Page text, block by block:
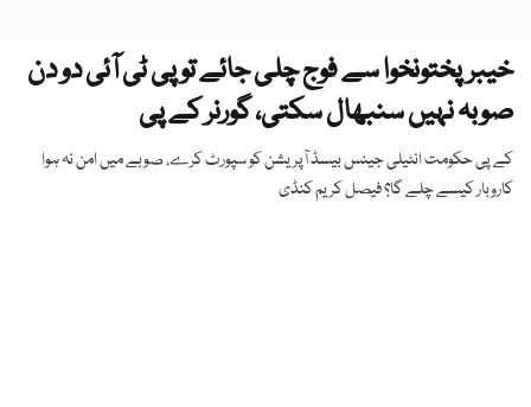
خیبرپختونخوا سے فوج چلی جائے تو پی ٹی آئی دو دن
صوبہ نہیں سنبھال سکتی، گورنر کے پی
کے پی حکومت انٹیلی جینس بیسڈ آپریشن کو سپورٹ کرے، صوبے میں امن نہ ہوا
کاروبار کیسے چلے گا؟ فیصل کریم کنڈی